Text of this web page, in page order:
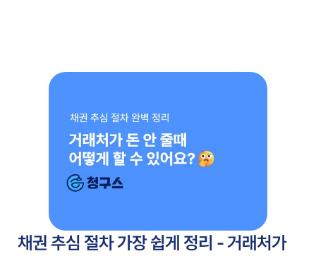
채권 추심 절차 가장 쉽게 정리 - 거래처가
고객 사례
서비스 소개서
서비스 소개서
블로그
블로그
가격 안내